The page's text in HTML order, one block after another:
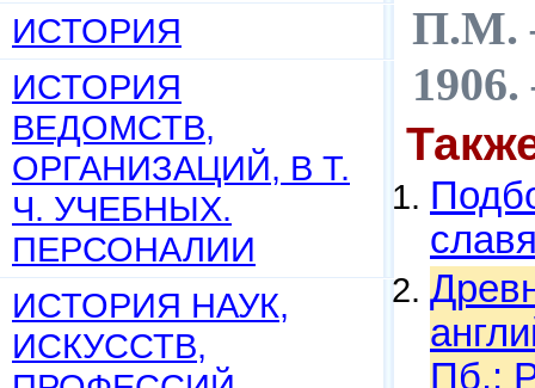
ИСТОРИЯ
ИСТОРИЯ
ВЕДОМСТВ,
ОРГАНИЗАЦИЙ, В Т.
Ч. УЧЕБНЫХ.
ПЕРСОНАЛИИ
ИСТОРИЯ НАУК,
ИСКУССТВ,
П.М.
Пб.: